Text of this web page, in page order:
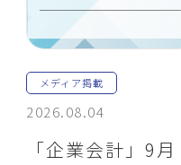
メディア掲載
2026.08.04
「企業会計」9月